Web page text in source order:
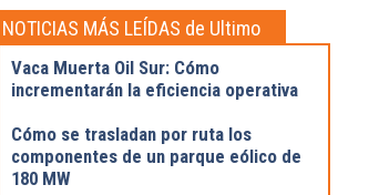
NOTICIAS MÁS LEÍDAS de Ultimo
momento
Vaca Muerta Oil Sur: Cómo
incrementarán la eficiencia operativa
Cómo se trasladan por ruta los
componentes de un parque eólico de
180 MW